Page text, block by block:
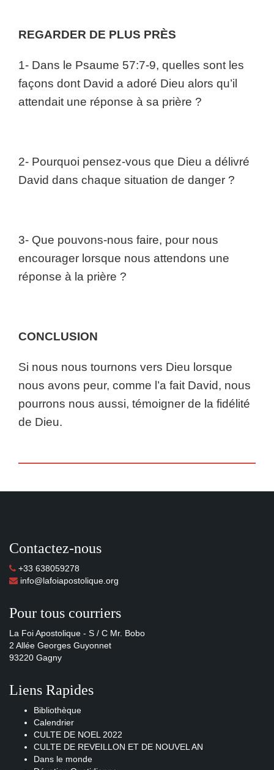
REGARDER DE PLUS PRÈS
1- Dans le Psaume 57:7-9, quelles sont les
façons dont David a adoré Dieu alors qu’il
attendait une réponse à sa prière ?
2- Pourquoi pensez-vous que Dieu a délivré
David dans chaque situation de danger ?
3- Que pouvons-nous faire, pour nous
encourager lorsque nous attendons une
réponse à la prière ?
CONCLUSION
Si nous nous tournons vers Dieu lorsque
nous avons peur, comme l’a fait David, nous
pourrons nous aussi, témoigner de la fidélité
de Dieu.
Contactez-nous
+33 638059278
info@lafoiapostolique.org
Pour tous courriers
La Foi Apostolique - S / C Mr. Bobo
2 Allée Georges Guyonnet
93220 Gagny
Liens Rapides
Bibliothèque
Calendrier
CULTE DE NOEL 2022
CULTE DE REVEILLON ET DE NOUVEL AN
Dans le monde